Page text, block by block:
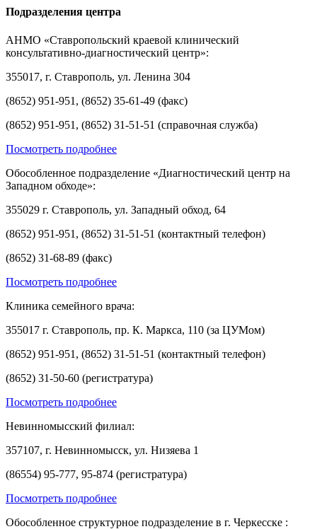
Подразделения центра
АНМО «Ставропольский краевой клинический
консультативно-диагностический центр»:
355017, г. Ставрополь, ул. Ленина 304
(8652) 951-951, (8652) 35-61-49 (факс)
(8652) 951-951, (8652) 31-51-51 (справочная служба)
Посмотреть подробнее
Обособленное подразделение «Диагностический центр на
Западном обходе»:
355029 г. Ставрополь, ул. Западный обход, 64
(8652) 951-951, (8652) 31-51-51 (контактный телефон)
(8652) 31-68-89 (факс)
Посмотреть подробнее
Клиника семейного врача:
355017 г. Ставрополь, пр. К. Маркса, 110 (за ЦУМом)
(8652) 951-951, (8652) 31-51-51 (контактный телефон)
(8652) 31-50-60 (регистратура)
Посмотреть подробнее
Невинномысский филиал:
357107, г. Невинномысск, ул. Низяева 1
(86554) 95-777, 95-874 (регистратура)
Посмотреть подробнее
Обособленное структурное подразделение в г. Черкесске :